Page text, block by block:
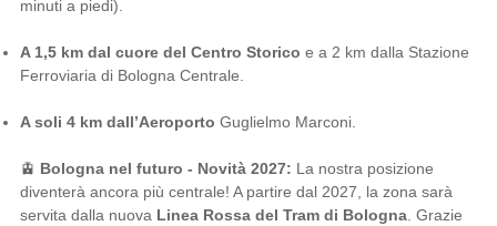
minuti a piedi).
A 1,5 km dal cuore del Centro Storico e a 2 km dalla Stazione
Ferroviaria di Bologna Centrale.
A soli 4 km dall’Aeroporto Guglielmo Marconi.
🚊 Bologna nel futuro - Novità 2027: La nostra posizione
diventerà ancora più centrale! A partire dal 2027, la zona sarà
servita dalla nuova Linea Rossa del Tram di Bologna. Grazie